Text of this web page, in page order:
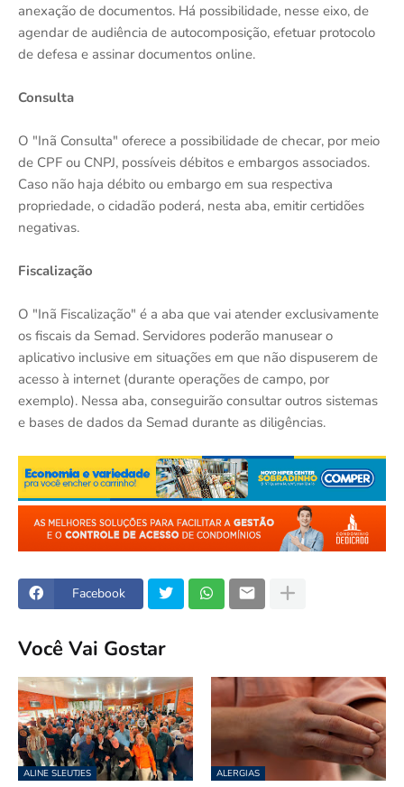
anexação de documentos. Há possibilidade, nesse eixo, de
agendar de audiência de autocomposição, efetuar protocolo
de defesa e assinar documentos online.
Consulta
O "Inã Consulta" oferece a possibilidade de checar, por meio
de CPF ou CNPJ, possíveis débitos e embargos associados.
Caso não haja débito ou embargo em sua respectiva
propriedade, o cidadão poderá, nesta aba, emitir certidões
negativas.
Fiscalização
O "Inã Fiscalização" é a aba que vai atender exclusivamente
os fiscais da Semad. Servidores poderão manusear o
aplicativo inclusive em situações em que não dispuserem de
acesso à internet (durante operações de campo, por
exemplo). Nessa aba, conseguirão consultar outros sistemas
e bases de dados da Semad durante as diligências.
Facebook
Você Vai Gostar
ALINE SLEUTJES ALERGIAS